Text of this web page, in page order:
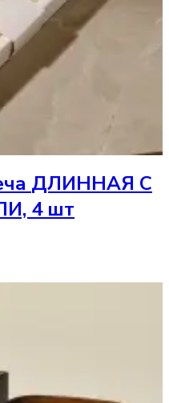
ДЛИННАЯ С
4 шт